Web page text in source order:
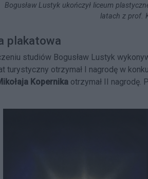
Bogusław Lustyk ukończył liceum
latach z prof.
plakatowa
studiów Bogusław Lustyk
turystyczny otrzymał I nagrodę w
Kopernika otrzymał II nagrodę.